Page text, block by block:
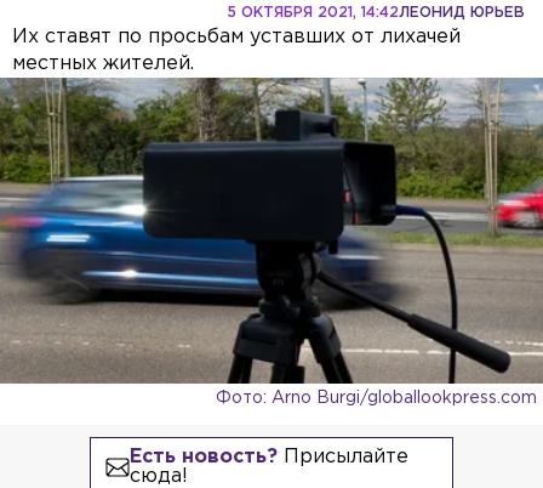
ЛЕОНИД ЮРЬЕВ
5 ОКТЯБРЯ 2021, 14:42
Их ставят по просьбам уставших от лихачей
местных жителей.
Фото: Arno Burgi/globallookpress.com
Есть новость?Присылайте
сюда!